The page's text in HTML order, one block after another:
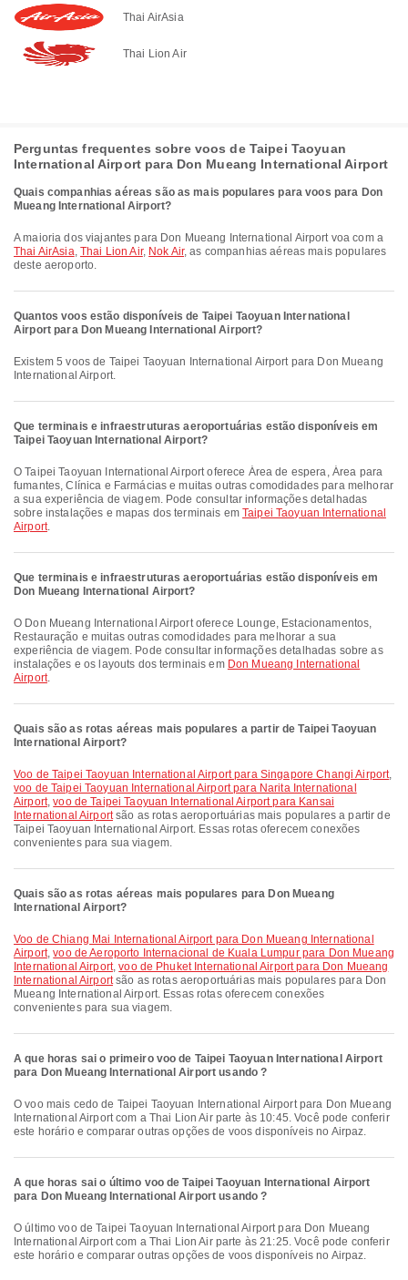
Thai AirAsia
Thai Lion Air
Perguntas frequentes sobre voos de Taipei Taoyuan
International Airport para Don Mueang International Airport
Quais companhias aéreas são as mais populares para voos para Don
Mueang International Airport?
A maioria dos viajantes para Don Mueang International Airport voa com a
Thai AirAsia, Thai Lion Air, Nok Air, as companhias aéreas mais populares
deste aeroporto.
Quantos voos estão disponíveis de Taipei Taoyuan International
Airport para Don Mueang International Airport?
Existem 5 voos de Taipei Taoyuan International Airport para Don Mueang
International Airport.
Que terminais e infraestruturas aeroportuárias estão disponíveis em
Taipei Taoyuan International Airport?
O Taipei Taoyuan International Airport oferece Área de espera, Área para
fumantes, Clínica e Farmácias e muitas outras comodidades para melhorar
a sua experiência de viagem. Pode consultar informações detalhadas
sobre instalações e mapas dos terminais emTaipei Taoyuan International
Airport.
Que terminais e infraestruturas aeroportuárias estão disponíveis em
Don Mueang International Airport?
O Don Mueang International Airport oferece Lounge, Estacionamentos,
Restauração e muitas outras comodidades para melhorar a sua
experiência de viagem. Pode consultar informações detalhadas sobre as
instalações e os layouts dos terminais em Don Mueang International
Airport.
Quais são as rotas aéreas mais populares a partir de Taipei Taoyuan
International Airport?
voo de Taipei Taoyuan International Airport para Singapore Changi Airport,
voo de Taipei Taoyuan International Airport para Narita International
Airport,voo de Taipei Taoyuan International Airport para Kansai
International Airportsão as rotas aeroportuárias mais populares a partir de
Taipei Taoyuan International Airport. Essas rotas oferecem conexões
convenientes para sua viagem.
Quais são as rotas aéreas mais populares para Don Mueang
International Airport?
voo de Chiang Mai International Airport para Don Mueang International
Airport,voo de Aeroporto Internacional de Kuala Lumpur para Don Mueang
International Airport,voo de Phuket International Airport para Don Mueang
International Airportsão as rotas aeroportuárias mais populares para Don
Mueang International Airport. Essas rotas oferecem conexões
convenientes para sua viagem.
A que horas sai o primeiro voo de Taipei Taoyuan International Airport
para Don Mueang International Airport usando ?
O voo mais cedo de Taipei Taoyuan International Airport para Don Mueang
International Airport com a Thai Lion Air parte às 10:45. Você pode conferir
este horário e comparar outras opções de voos disponíveis no Airpaz.
A que horas sai o último voo de Taipei Taoyuan International Airport
para Don Mueang International Airport usando ?
O último voo de Taipei Taoyuan International Airport para Don Mueang
International Airport com a Thai Lion Air parte às 21:25. Você pode conferir
este horário e comparar outras opções de voos disponíveis no Airpaz.